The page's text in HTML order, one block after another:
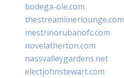
bodega-ole.com
thestreamlinerlounge.com
mestrinorubanofc.com
novelatherton.com
nassvalleygardens.net
electjohnstewart.com